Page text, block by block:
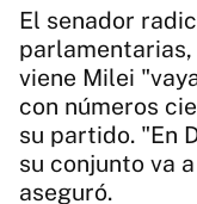
El senador
parlamentarias,
viene Milei
con números
su partido. "En
su conjunto va
aseguró.